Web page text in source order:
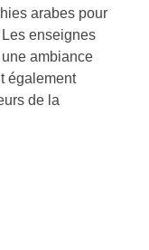
arabes pour
enseignes
ambiance
également
de la